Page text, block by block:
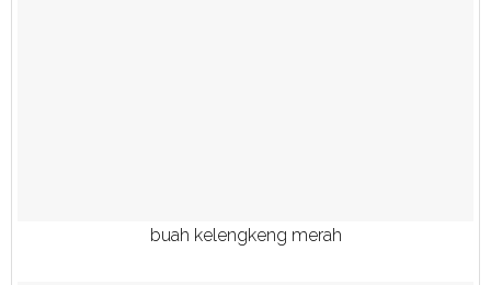
buah kelengkeng merah